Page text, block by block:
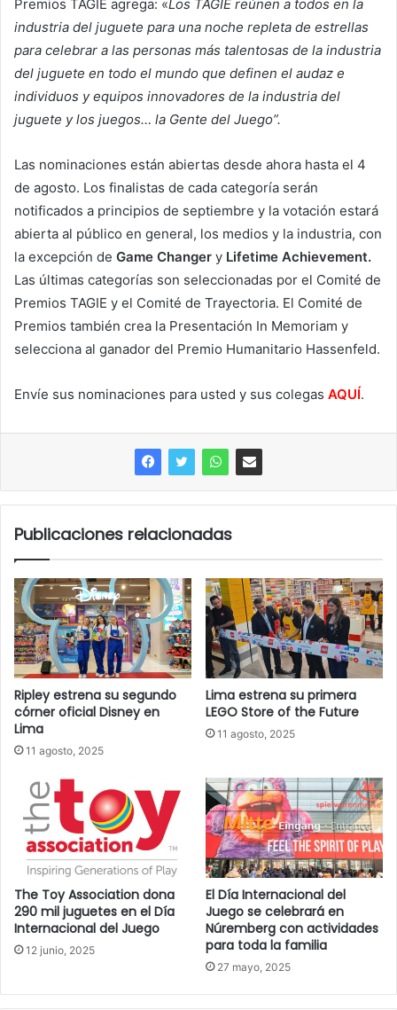
Premios TAGIE agrega: «Los TAGIE reúnen a todos en la
industria del juguete para una noche repleta de estrellas
para celebrar a las personas más talentosas de la industria
del juguete en todo el mundo que definen el audaz e
individuos y equipos innovadores de la industria del
juguete y los juegos… la Gente del Juego”.
Las nominaciones están abiertas desde ahora hasta el 4
de agosto. Los finalistas de cada categoría serán
notificados a principios de septiembre y la votación estará
abierta al público en general, los medios y la industria, con
la excepción de Game Changer y Lifetime Achievement.
Las últimas categorías son seleccionadas por el Comité de
Premios TAGIE y el Comité de Trayectoria. El Comité de
Premios también crea la Presentación In Memoriam y
selecciona al ganador del Premio Humanitario Hassenfeld.
Envíe sus nominaciones para usted y sus colegas AQUÍ.
Publicaciones relacionadas
Ripley estrena su segundo
córner oficial Disney en
Lima
11 agosto, 2025
Lima estrena su primera
LEGO Store of the Future
11 agosto, 2025
The Toy Association dona
290 mil juguetes en el Día
Internacional del Juego
12 junio, 2025
El Día Internacional del
Juego se celebrará en
Núremberg con actividades
para toda la familia
27 mayo, 2025